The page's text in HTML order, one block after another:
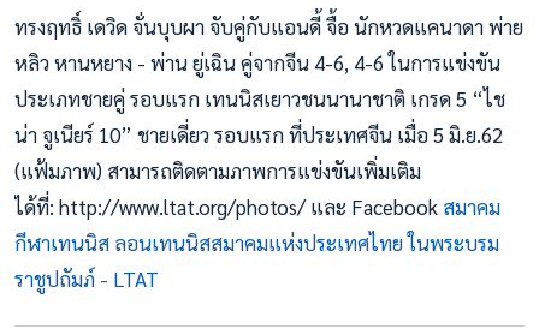
ทรงฤทธิ์ เดวิด จั่นบุบผา จับคู่กับแอนดี้ จื้อ นักหวดแคนาดา พ่าย
หลิว หานหยาง - พ่าน ยู่เฉิน คู่จากจีน 4-6, 4-6 ในการแข่งขัน
ประเภทชายคู่ รอบแรก เทนนิสเยาวชนนานาชาติ เกรด 5 “ไช
น่า จูเนียร์ 10” ชายเดี่ยว รอบแรก ที่ประเทศจีน เมื่อ 5 มิ.ย.62
(แฟ้มภาพ) สามารถติดตามภาพการแข่งขันเพิ่มเติม
ได้ที่: http://www.ltat.org/photos/ และ Facebook สมาคม
กีฬาเทนนิส ลอนเทนนิสสมาคมแห่งประเทศไทย ในพระบรม
ราชูปถัมภ์ - LTAT